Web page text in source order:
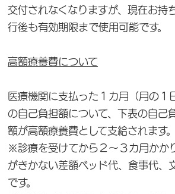
交付されなくなりますが、現在お持
行後も有効期限まで使用可能です。
高額療養費について
医療機関に支払った１カ月（月の１
の自己負担額について、下表の自己
額が高額療養費として支給されます。
※診療を受けてから２～３カ月かか
がきかない差額ベッド代、食事代、
です。